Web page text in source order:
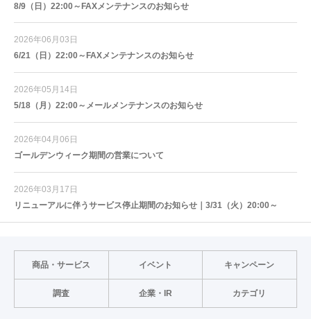
8/9（日）22:00～FAXメンテナンスのお知らせ
2026年06月03日
6/21（日）22:00～FAXメンテナンスのお知らせ
2026年05月14日
5/18（月）22:00～メールメンテナンスのお知らせ
2026年04月06日
ゴールデンウィーク期間の営業について
2026年03月17日
リニューアルに伴うサービス停止期間のお知らせ｜3/31（火）20:00～
商品・サービス イベント キャンペーン
調査 企業・IR カテゴリ